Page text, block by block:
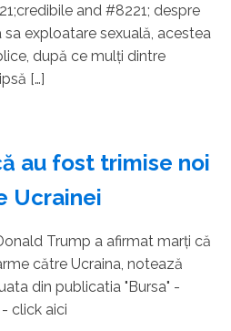
and #8221; despre
exploatare sexuală, acestea
după ce mulţi dintre
[…]
au fost trimise noi
Ucrainei
Trump a afirmat marţi că
către Ucraina, notează
din publicatia "Bursa" -
click aici